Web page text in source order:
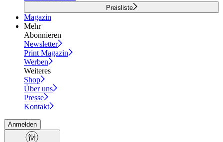
Preisliste
Magazin
Mehr
Abonnieren
Newsletter
Print Magazin
Werben
Weiteres
Shop
Über uns
Presse
Kontakt
Anmelden